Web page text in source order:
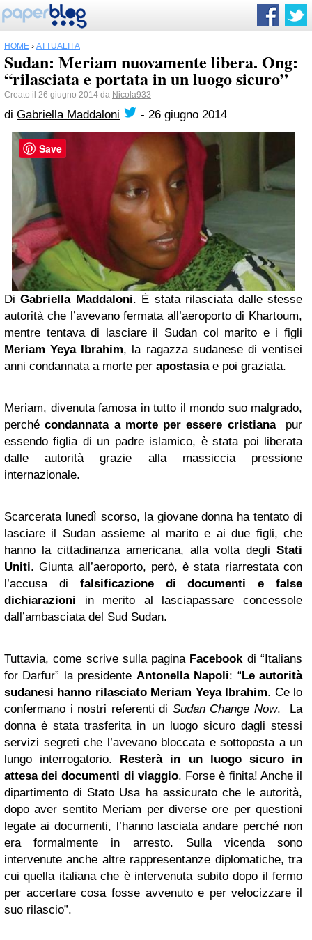
HOME › ATTUALITÀ
Sudan: Meriam nuovamente libera. Ong:
“rilasciata e portata in un luogo sicuro”
Creato il 26 giugno 2014 da Nicola933
di Gabriella Maddaloni - 26 giugno 2014
DiGabriella Maddaloni. È stata rilasciata dalle stesse
autorità che l’avevano fermata all’aeroporto di Khartoum,
mentre tentava di lasciare il Sudan col marito e i figli
Meriam Yeya Ibrahim, la ragazza sudanese di ventisei
anni condannata a morte per apostasia e poi graziata.
Meriam, divenuta famosa in tutto il mondo suo malgrado,
perchécondannata a morte per essere cristianapur
essendo figlia di un padre islamico, è stata poi liberata
dalle autorità grazie alla massiccia pressione
internazionale.
Scarcerata lunedì scorso, la giovane donna ha tentato di
lasciare il Sudan assieme al marito e ai due figli, che
hanno la cittadinanza americana, alla volta degli Stati
Uniti. Giunta all’aeroporto, però, è stata riarrestata con
l’accusa di falsificazione di documenti e false
dichiarazioni in merito al lasciapassare concessole
dall’ambasciata del Sud Sudan.
Tuttavia, come scrive sulla pagina Facebookdi “Italians
for Darfur” la presidente Antonella Napoli: “Le autorità
sudanesi hanno rilasciato Meriam Yeya Ibrahim. Ce lo
confermano i nostri referenti di Sudan Change Now. La
donna è stata trasferita in un luogo sicuro dagli stessi
servizi segreti che l’avevano bloccata e sottoposta a un
lungo interrogatorio. Resterà in un luogo sicuro in
attesa dei documenti di viaggio. Forse è finita! Anche il
dipartimento di Stato Usa ha assicurato che le autorità,
dopo aver sentito Meriam per diverse ore per questioni
legate ai documenti, l’hanno lasciata andare perché non
era formalmente in arresto. Sulla vicenda sono
intervenute anche altre rappresentanze diplomatiche, tra
cui quella italiana che è intervenuta subito dopo il fermo
per accertare cosa fosse avvenuto e per velocizzare il
suo rilascio”.
Save